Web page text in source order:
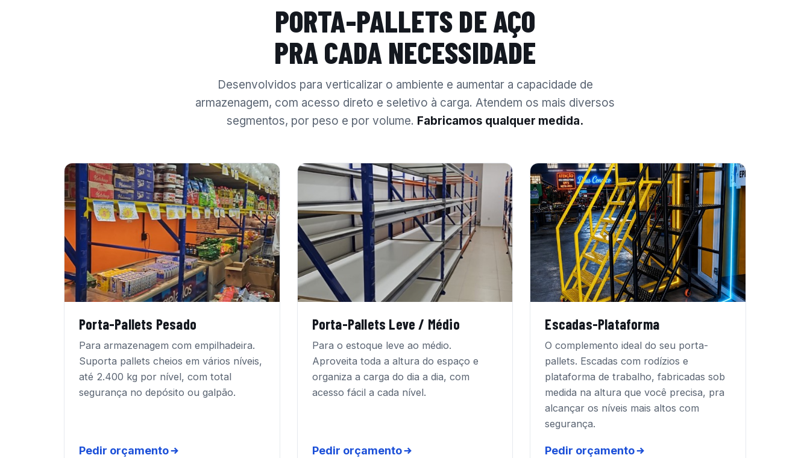
PORTA-PALLETS DE AÇO
PRA CADA NECESSIDADE
Desenvolvidos para verticalizar o ambiente e aumentar a capacidade de
armazenagem, com acesso direto e seletivo à carga. Atendem os mais diversos
segmentos, por peso e por volume. Fabricamos qualquer medida.
Porta-Pallets Pesado
Para armazenagem com empilhadeira.
Suporta pallets cheios em vários níveis,
até 2.400 kg por nível, com total
segurança no depósito ou galpão.
Pedir orçamento
Porta-Pallets Leve / Médio
Para o estoque leve ao médio.
Aproveita toda a altura do espaço e
organiza a carga do dia a dia, com
acesso fácil a cada nível.
Pedir orçamento
Escadas-Plataforma
O complemento ideal do seu porta-
pallets. Escadas com rodízios e
plataforma de trabalho, fabricadas sob
medida na altura que você precisa, pra
alcançar os níveis mais altos com
segurança.
Pedir orçamento